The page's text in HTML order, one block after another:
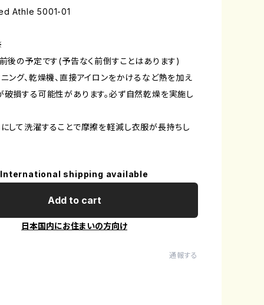
Athle 5001-01
後の予定です(予告なく前倒すことはあります)
ニング、乾燥機、直接アイロンをかけるなど熱を加え
破損する可能性があります。必ず自然乾燥を実施し
にして洗濯することで摩擦を軽減し衣服が長持ちし
International shipping available
Add to cart
日本国内にお住まいの方向け
通報する